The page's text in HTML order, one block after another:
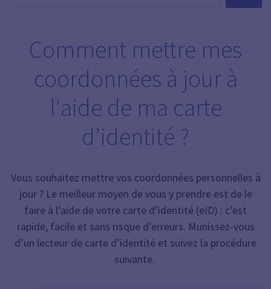
Comment mettre mes
coordonnées à jour à
l'aide de ma carte
d’identité ?
Vous souhaitez mettre vos coordonnées personnelles à
jour ? Le meilleur moyen de vous y prendre est de le
faire à l’aide de votre carte d’identité (eID) : c’est
rapide, facile et sans risque d’erreurs. Munissez-vous
d’un lecteur de carte d’identité et suivez la procédure
suivante.